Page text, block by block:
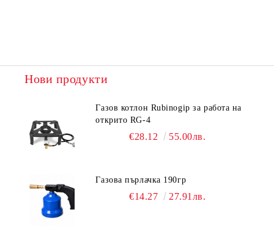
Нови продукти
Газов котлон Rubinogip за работа на
открито RG-4
€28.12 55.00лв.
Газова пърлачка 190гр
€14.27 27.91лв.